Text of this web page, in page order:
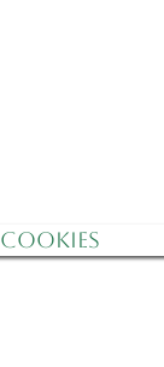
Cookies